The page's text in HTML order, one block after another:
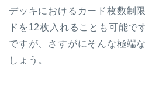
デッキにおけるカード枚数制
ドを12枚入れることも可能で
ですが、さすがにそんな極端
しょう。